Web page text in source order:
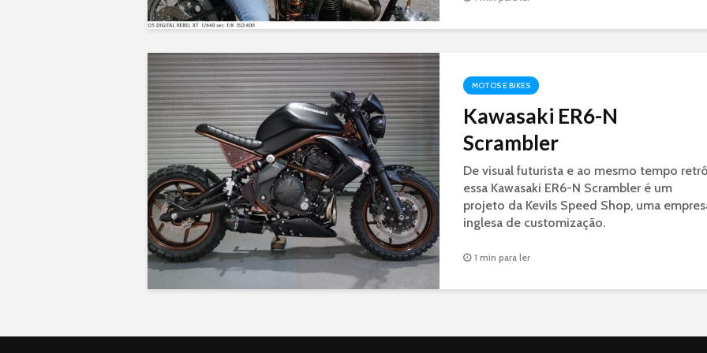
MOTOS E BIKES
Kawasaki ER6-N
Scrambler
De visual futurista e ao mesmo tempo
essa Kawasaki ER6-N Scrambler é um
projeto da Kevils Speed Shop, uma
inglesa de customização.
1 min para ler